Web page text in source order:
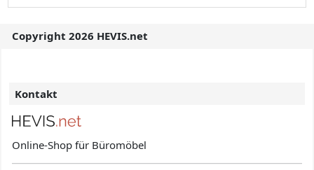
Copyright 2026 HEVIS.net
Kontakt
Online-Shop für Büromöbel